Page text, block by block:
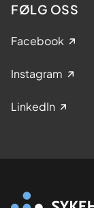
FØLG OSS
Facebook
Instagram
LinkedIn